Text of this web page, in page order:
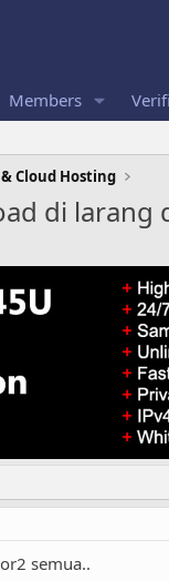
Members
Cloud Hosting
di larang
semua..